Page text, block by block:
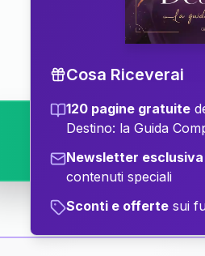
Scopri il
Cosa Riceverai
120 pagine gratuite
Destino: la Guida
Newsletter esclusiva
contenuti speciali
Sconti e offerte sui